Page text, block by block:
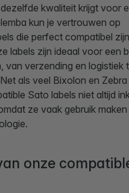
kwaliteit krijgt voor
kun je vertrouwen op
die perfect compatibel
labels zijn ideaal voor een
van verzending en logistiek
als veel Bixolon en Zebra
Sato labels niet altijd
ze vaak gebruik
onze